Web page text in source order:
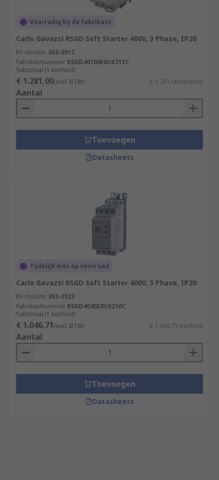
Voorradig bij de fabrikant
Carlo Gavazzi RSGD Soft Starter 400V, 3 Phase, IP20
RS-stocknr. 263-2912
Fabrikantnummer RSGD40100E0VX311C
Subtotaal (1 eenheid)
€ 1.281,00(excl. BTW) € 1.281,00/eenheid
Aantal
Toevoegen
Datasheets
Tijdelijk niet op voorraad
Carlo Gavazzi RSGD Soft Starter 400V, 3 Phase, IP20
RS-stocknr. 263-2922
Fabrikantnummer RSGD4045E0VX210C
Subtotaal (1 eenheid)
€ 1.046,71(excl. BTW) € 1.046,71/eenheid
Aantal
Toevoegen
Datasheets